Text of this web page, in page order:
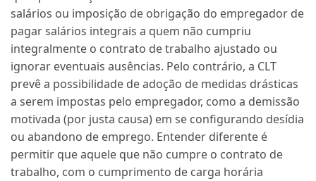
salários ou imposição de obrigação do empregador de
pagar salários integrais a quem não cumpriu
integralmente o contrato de trabalho ajustado ou
ignorar eventuais ausências. Pelo contrário, a CLT
prevê a possibilidade de adoção de medidas drásticas
a serem impostas pelo empregador, como a demissão
motivada (por justa causa) em se configurando desídia
ou abandono de emprego. Entender diferente é
permitir que aquele que não cumpre o contrato de
trabalho, com o cumprimento de carga horária